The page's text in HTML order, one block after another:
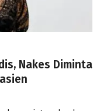
Nakes Diminta